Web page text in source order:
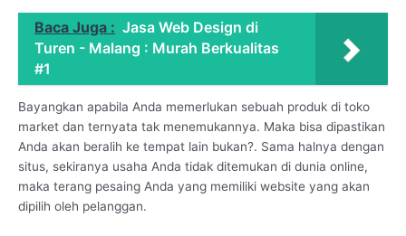
Baca Juga : Jasa Web Design di
Turen - Malang : Murah Berkualitas
#1
Bayangkan apabila Anda memerlukan sebuah produk di toko
market dan ternyata tak menemukannya. Maka bisa dipastikan
Anda akan beralih ke tempat lain bukan?. Sama halnya dengan
situs, sekiranya usaha Anda tidak ditemukan di dunia online,
maka terang pesaing Anda yang memiliki website yang akan
dipilih oleh pelanggan.